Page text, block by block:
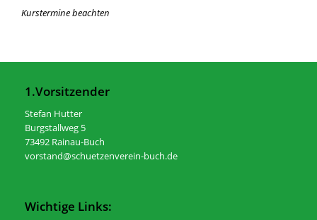
Kurstermine beachten
1.Vorsitzender
Stefan Hutter
Burgstallweg 5
73492 Rainau-Buch
vorstand@schuetzenverein-buch.de
Wichtige Links: